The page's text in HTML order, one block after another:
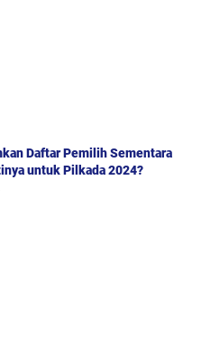
Daftar Pemilih Sementara
untuk Pilkada 2024?